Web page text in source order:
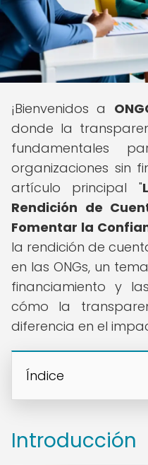
¡Bienvenidos a
donde la
fundamentales
organizaciones sin
artículo principal "
Rendición de
Fomentar la
la rendición de
en las ONGs, un
financiamiento y
cómo la
diferencia en el
Índice
Introducción